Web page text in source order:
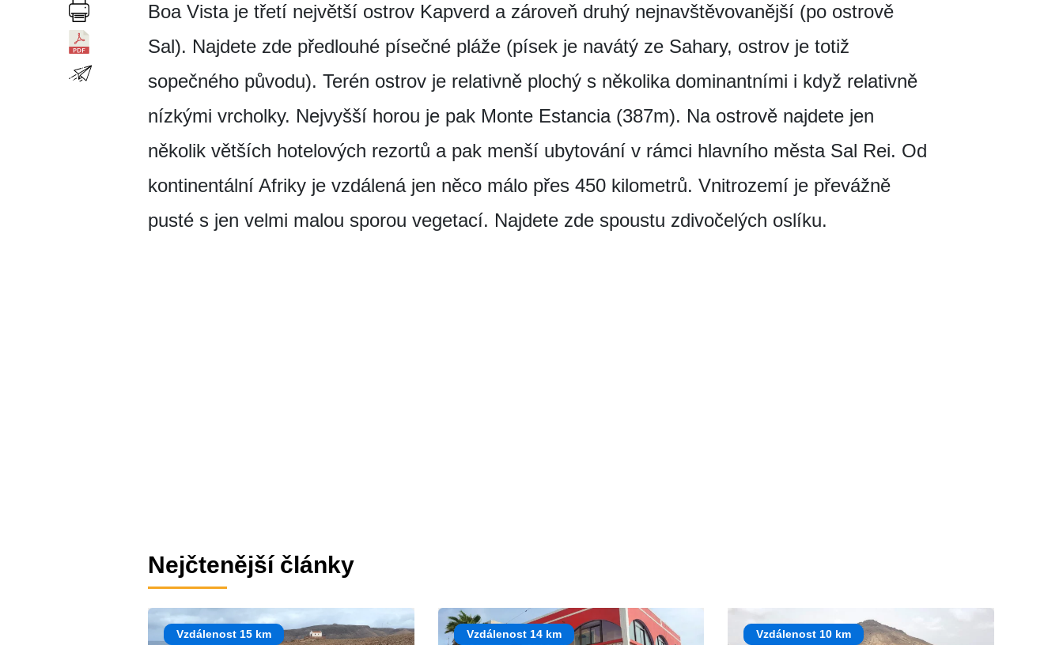
Boa Vista je třetí největší ostrov Kapverd a zároveň druhý nejnavštěvovanější (po ostrově
Sal). Najdete zde předlouhé písečné pláže (písek je navátý ze Sahary, ostrov je totiž
sopečného původu). Terén ostrov je relativně plochý s několika dominantními i když relativně
nízkými vrcholky. Nejvyšší horou je pak Monte Estancia (387m). Na ostrově najdete jen
několik větších hotelových rezortů a pak menší ubytování v rámci hlavního města Sal Rei. Od
kontinentální Afriky je vzdálená jen něco málo přes 450 kilometrů. Vnitrozemí je převážně
pusté s jen velmi malou sporou vegetací. Najdete zde spoustu zdivočelých oslíku.
Nejčtenější články
Vzdálenost 15 km Vzdálenost 14 km Vzdálenost 10 km